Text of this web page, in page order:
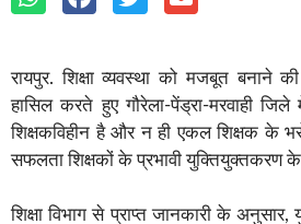
रायपुर. शिक्षा व्यवस्था को मजबूत बनाने
हासिल करते हुए गौरेला-पेंड्रा-मरवाही
शिक्षकविहीन है और न ही एकल शिक्षक के
सफलता शिक्षकों के प्रभावी युक्तियुक्तकरण के
शिक्षा विभाग से प्राप्त जानकारी के